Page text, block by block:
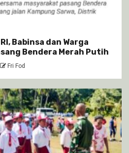
Babinsa dan Warga
Bendera Merah Putih
Fri Fod